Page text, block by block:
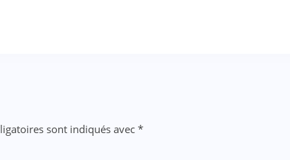
sont indiqués avec *